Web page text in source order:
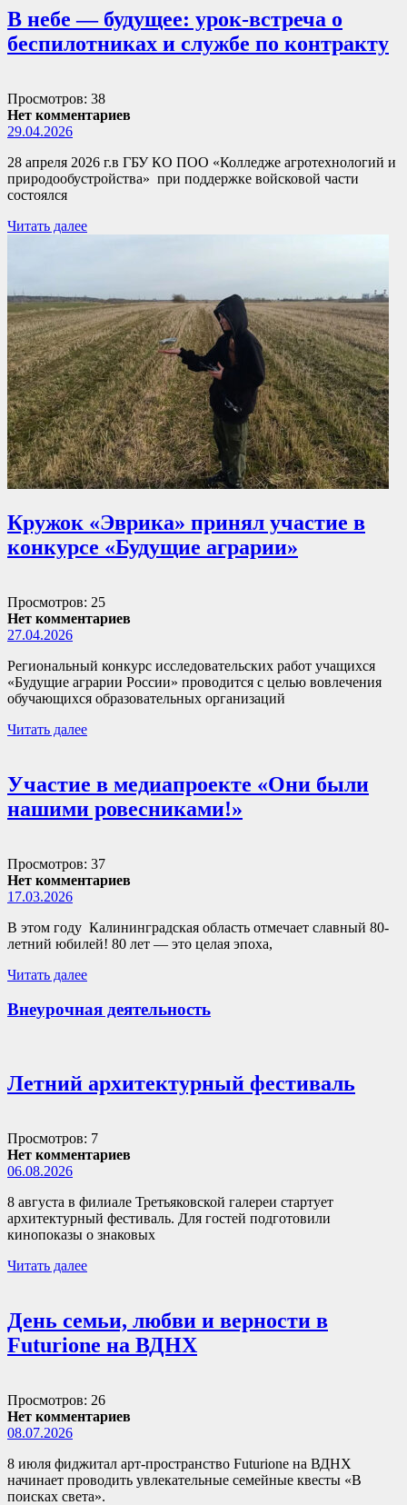
В небе — будущее: урок-встреча о
беспилотниках и службе по контракту
Просмотров: 38
Нет комментариев
29.04.2026
28 апреля 2026 г.в ГБУ КО ПОО «Колледже агротехнологий и
природообустройства» при поддержке войсковой части
состоялся
Читать далее
Кружок «Эврика» принял участие в
конкурсе «Будущие аграрии»
Просмотров: 25
Нет комментариев
27.04.2026
Региональный конкурс исследовательских работ учащихся
«Будущие аграрии России» проводится с целью вовлечения
обучающихся образовательных организаций
Читать далее
Участие в медиапроекте «Они были
нашими ровесниками!»
Просмотров: 37
Нет комментариев
17.03.2026
В этом году Калининградская область отмечает славный 80-
летний юбилей! 80 лет — это целая эпоха,
Читать далее
Внеурочная деятельность
Летний архитектурный фестиваль
Просмотров: 7
Нет комментариев
06.08.2026
8 августа в филиале Третьяковской галереи стартует
архитектурный фестиваль. Для гостей подготовили
кинопоказы о знаковых
Читать далее
День семьи, любви и верности в
Futurione на ВДНХ
Просмотров: 26
Нет комментариев
08.07.2026
8 июля фиджитал арт-пространство Futurione на ВДНХ
начинает проводить увлекательные семейные квесты «В
поисках света».